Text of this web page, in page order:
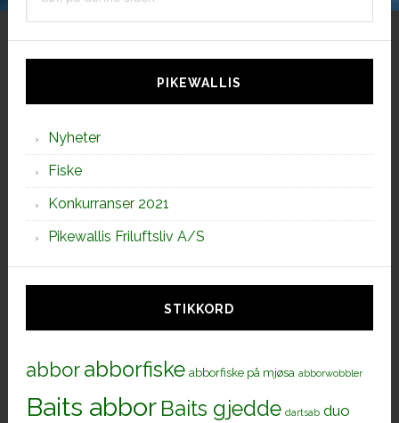
PIKEWALLIS
Nyheter
Fiske
Konkurranser 2021
Pikewallis Friluftsliv A/S
STIKKORD
abborabborfiske abborfiske på mjøsa abborwobbler
Baits abbor Baits gjedde dartsab duo